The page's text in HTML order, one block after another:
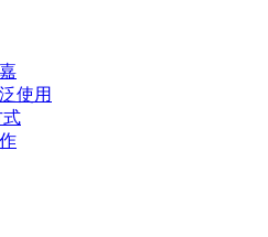
使用
式